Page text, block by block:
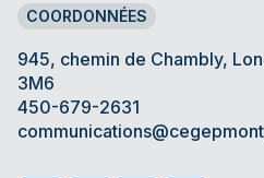
COORDONNÉES
945, chemin de Chambly,
3M6
450-679-2631